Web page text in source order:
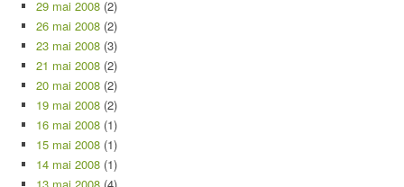
29 mai 2008 (2)
26 mai 2008 (2)
23 mai 2008 (3)
21 mai 2008 (2)
20 mai 2008 (2)
19 mai 2008 (2)
16 mai 2008 (1)
15 mai 2008 (1)
14 mai 2008 (1)